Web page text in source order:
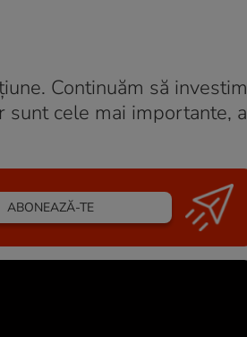
Continuăm să investim
sunt cele mai importante, a
ABONEAZĂ-TE